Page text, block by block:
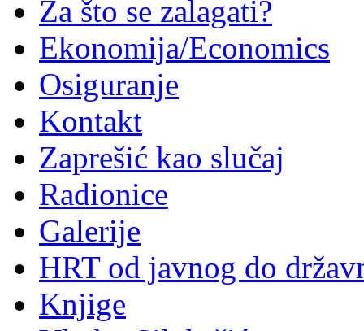
Za što se zalagati?
Ekonomija/Economics
Osiguranje
Kontakt
Zaprešić kao slučaj
Radionice
Galerije
HRT od javnog do
Knjige